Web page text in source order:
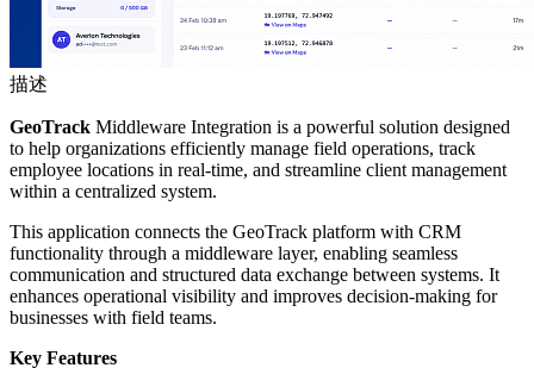
描述
GeoTrack Middleware Integration is a powerful solution designed
to help organizations efficiently manage field operations, track
employee locations in real-time, and streamline client management
within a centralized system.
This application connects the GeoTrack platform with CRM
functionality through a middleware layer, enabling seamless
communication and structured data exchange between systems. It
enhances operational visibility and improves decision-making for
businesses with field teams.
Key Features